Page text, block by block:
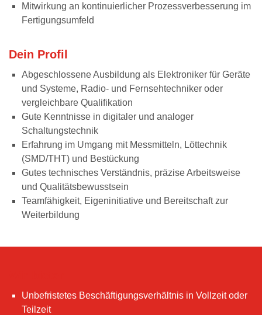
Mitwirkung an kontinuierlicher Prozessverbesserung im
Fertigungsumfeld
Dein Profil
Abgeschlossene Ausbildung als Elektroniker für Geräte
und Systeme, Radio- und Fernsehtechniker oder
vergleichbare Qualifikation
Gute Kenntnisse in digitaler und analoger
Schaltungstechnik
Erfahrung im Umgang mit Messmitteln, Löttechnik
(SMD/THT) und Bestückung
Gutes technisches Verständnis, präzise Arbeitsweise
und Qualitätsbewusstsein
Teamfähigkeit, Eigeninitiative und Bereitschaft zur
Weiterbildung
Unbefristetes Beschäftigungsverhältnis in Vollzeit oder
Teilzeit